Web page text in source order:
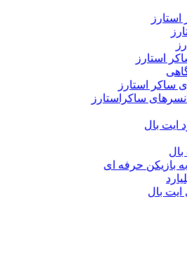
استارز
ساکر استارز
ساکراستارز
ایت بال
بال
بازیکن حرفه ای
بال